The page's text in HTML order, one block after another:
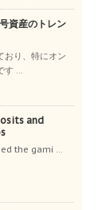
資産のトレン
おり、特にオン
す ...
and
the gami ...